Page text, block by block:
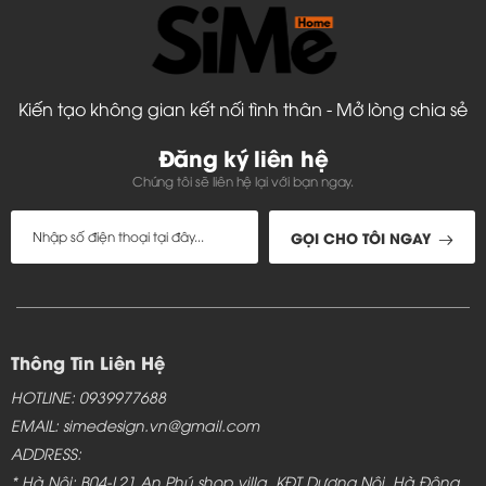
Đặc điểm của Kệ tv phòng khách hiện đại - TC319
Kệ Tivi đẹp cho phòng khách
Kiến tạo không gian kết nối tình thân - Mở lòng chia sẻ
Đăng ký liên hệ
Chúng tôi sẽ liên hệ lại với bạn ngay.
GỌI CHO TÔI NGAY
Thông Tin Liên Hệ
HOTLINE: 0939977688
EMAIL: simedesign.vn@gmail.com
ADDRESS:
* Hà Nội: B04-L21 An Phú shop villa, KĐT Dương Nội, Hà Đông,